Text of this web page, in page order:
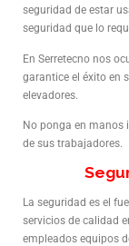
seguridad de estar
seguridad que lo
En Serretecno nos
garantice el éxito en
elevadores.
No ponga en manos
de sus trabajadores.
La seguridad es el
servicios de calidad
empleados equipos